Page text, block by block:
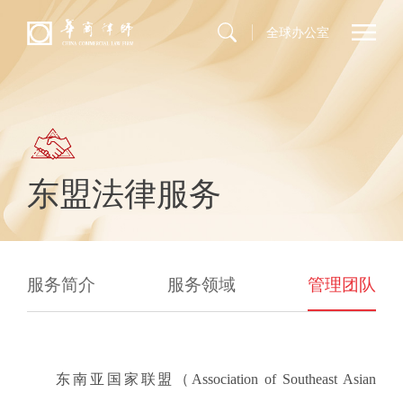
全球办公室
东盟法律服务
服务简介 服务领域 管理团队
东南亚国家联盟（Association of Southeast Asian